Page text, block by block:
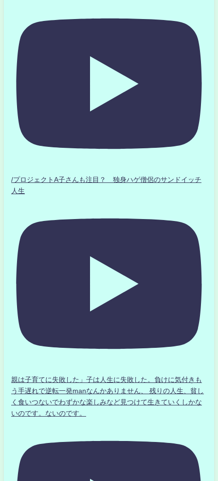
/プロジェクトA子さんも注目？ 独身ハゲ僧侶のサンドイッチ
人生
親は子育てに失敗した」子は人生に失敗した。負けに気付きも
う手遅れで逆転一発manなんかありません、 残りの人生、貧し
く食いつないでわずかな楽しみなど見つけて生きていくしかな
いのです。ないのです。